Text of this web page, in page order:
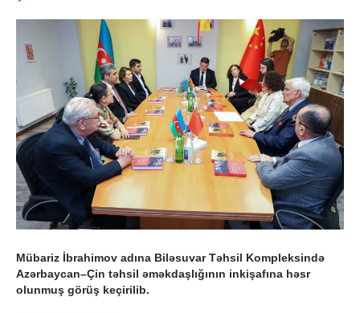
Mübariz İbrahimov adına Biləsuvar Təhsil Kompleksində
Azərbaycan–Çin təhsil əməkdaşlığının inkişafına həsr
olunmuş görüş keçirilib.